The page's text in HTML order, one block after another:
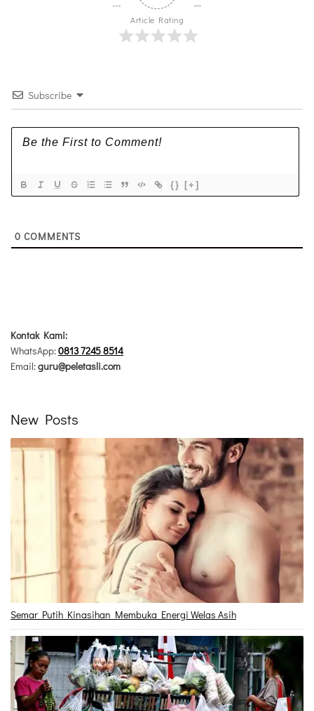
Article Rating
Subscribe
{} [+]
0 COMMENTS
Kontak Kami:
WhatsApp:0813 7245 8514
Email:guru@peletasli.com
New Posts
Semar Putih Kinasihan Membuka Energi Welas Asih